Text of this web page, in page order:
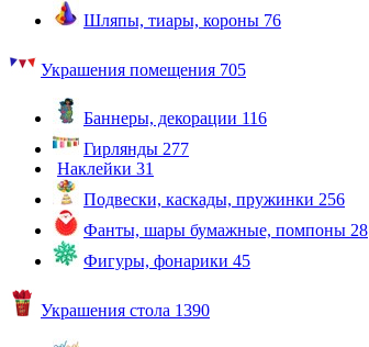
Шляпы, тиары, короны 76
Украшения помещения 705
Баннеры, декорации 116
Гирлянды 277
Наклейки 31
Подвески, каскады, пружинки 256
Фанты, шары бумажные, помпоны 28
Фигуры, фонарики 45
Украшения стола 1390